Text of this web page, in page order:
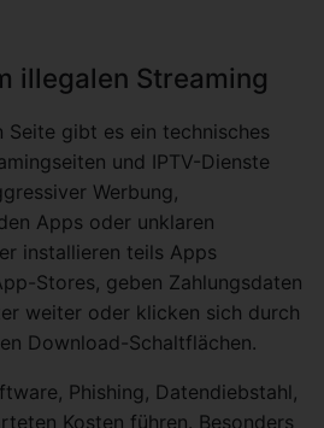
illegalen Streaming
Seite gibt es ein technisches
und IPTV-Dienste
Werbung,
Apps oder unklaren
installieren teils Apps
Stores, geben Zahlungsdaten
weiter oder klicken sich durch
Download-Schaltflächen.
Phishing, Datendiebstahl,
Kosten führen. Besonders